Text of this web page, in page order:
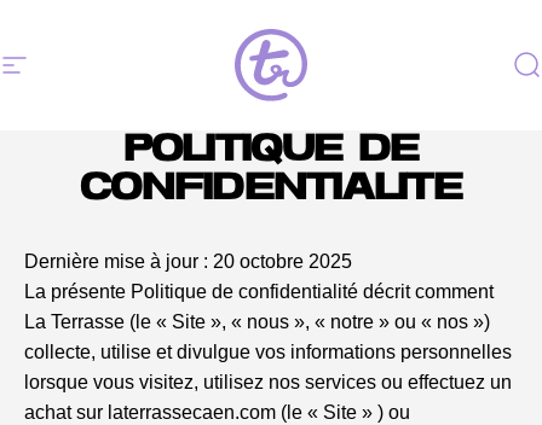
Navigation La Terrasse
POLITIQUE DE
CONFIDENTIALITÉ
Dernière mise à jour : 20 octobre 2025
La présente Politique de confidentialité décrit comment
La Terrasse (le « Site », « nous », « notre » ou « nos »)
collecte, utilise et divulgue vos informations personnelles
lorsque vous visitez, utilisez nos services ou effectuez un
achat sur laterrassecaen.com (le « Site » ) ou